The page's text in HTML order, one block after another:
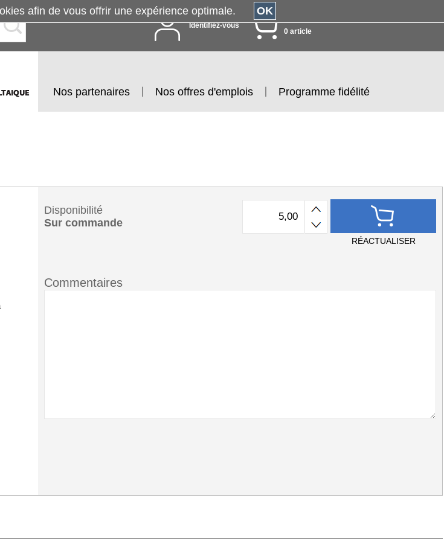
Identifiez-vous
0 article
Nos partenaires Nos offres d'emplois Programme fidélité
Disponibilité
Sur commande
RÉACTUALISER
Commentaires
afin de vous offrir une expérience optimale. OK